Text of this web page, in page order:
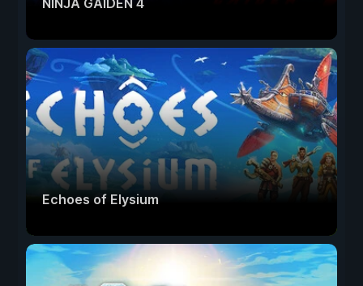
NINJA GAIDEN 4
Echoes of Elysium